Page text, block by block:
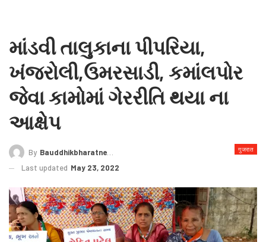
માંડવી તાલુકાના પીપરિયા,
ખંજરોલી,ઉમરસાડી, કમાંલપોર
જેવા કામોમાં ગેરરીતિ થયા ના
આક્ષેપ
गुजरात
By Bauddhikbharatnews@gmail.com
Last updated May 23, 2022